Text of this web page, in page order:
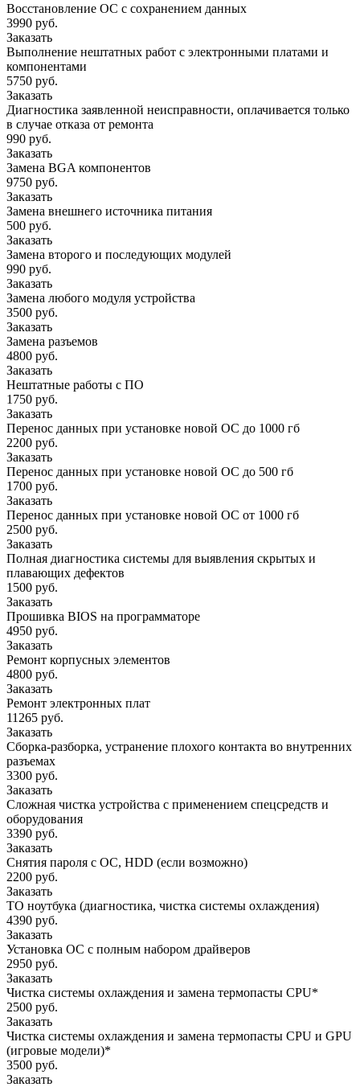
Восстановление ОС с сохранением данных
3990 руб.
Заказать
Выполнение нештатных работ с электронными платами и
компонентами
5750 руб.
Заказать
Диагностика заявленной неисправности, оплачивается только
в случае отказа от ремонта
990 руб.
Заказать
Замена BGA компонентов
9750 руб.
Заказать
Замена внешнего источника питания
500 руб.
Заказать
Замена второго и последующих модулей
990 руб.
Заказать
Замена любого модуля устройства
3500 руб.
Заказать
Замена разъемов
4800 руб.
Заказать
Нештатные работы с ПО
1750 руб.
Заказать
Перенос данных при установке новой ОС до 1000 гб
2200 руб.
Заказать
Перенос данных при установке новой ОС до 500 гб
1700 руб.
Заказать
Перенос данных при установке новой ОС от 1000 гб
2500 руб.
Заказать
Полная диагностика системы для выявления скрытых и
плавающих дефектов
1500 руб.
Заказать
Прошивка BIOS на программаторе
4950 руб.
Заказать
Ремонт корпусных элементов
4800 руб.
Заказать
Ремонт электронных плат
11265 руб.
Заказать
Сборка-разборка, устранение плохого контакта во внутренних
разъемах
3300 руб.
Заказать
Сложная чистка устройства с применением спецсредств и
оборудования
3390 руб.
Заказать
Снятия пароля с OC, HDD (если возможно)
2200 руб.
Заказать
ТО ноутбука (диагностика, чистка системы охлаждения)
4390 руб.
Заказать
Установка ОС с полным набором драйверов
2950 руб.
Заказать
Чистка системы охлаждения и замена термопасты CPU*
2500 руб.
Заказать
Чистка системы охлаждения и замена термопасты CPU и GPU
(игровые модели)*
3500 руб.
Заказать